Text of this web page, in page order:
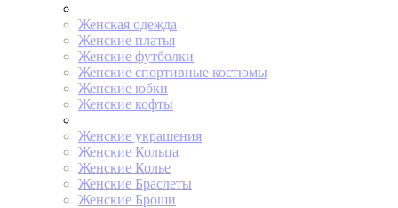
Женская одежда
Женские платья
Женские футболки
Женские спортивные костюмы
Женские юбки
Женские кофты
Женские украшения
Женские Кольца
Женские Колье
Женские Браслеты
Женские Броши